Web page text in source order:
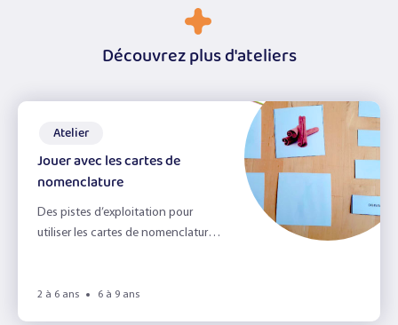
Découvrez plus d'ateliers
Atelier
Jouer avec les cartes de
nomenclature
Des pistes d’exploitation pour
utiliser les cartes de nomenclature
2 à 6 ans 6 à 9 ans